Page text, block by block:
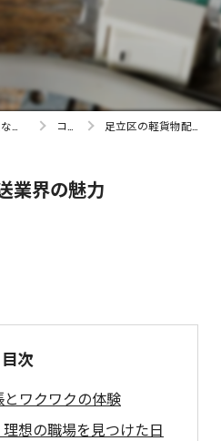
コラム 足立区の軽貨物配送業界の魅力
業界の魅力
目次
ワクワクの体験
想の職場を見つけた日